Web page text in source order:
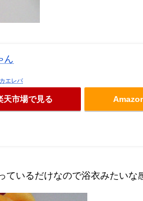
ん
カエレバ
天市場で見る
いるだけなので浴衣みたいな